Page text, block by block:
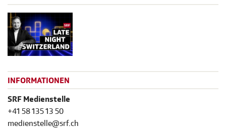
INFORMATIONEN
SRF Medienstelle
+41 58 135 13 50
medienstelle@srf.ch